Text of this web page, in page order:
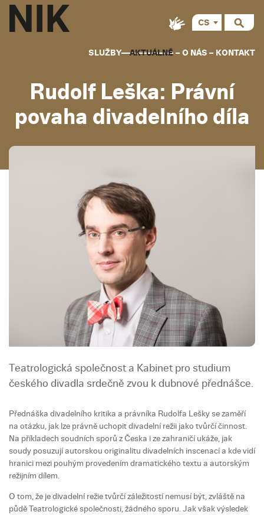
SLUŽBY AKTUÁLNĚ O NÁS KONTAKT
CS
Rudolf Leška: Právní
povaha divadelního díla
Teatrologická společnost a Kabinet pro studium
českého divadla srdečně zvou k dubnové přednášce.
Přednáška divadelního kritika a právníka Rudolfa Lešky se zaměří
na otázku, jak lze právně uchopit divadelní režii jako tvůrčí činnost.
Na příkladech soudních sporů z Česka i ze zahraničí ukáže, jak
soudy posuzují autorskou originalitu divadelních inscenací a kde vidí
hranici mezi pouhým provedením dramatického textu a autorským
režijním dílem.
O tom, že je divadelní režie tvůrčí záležitostí nemusí být, zvláště na
půdě Teatrologické společnosti, žádného sporu. Jak však výsledek